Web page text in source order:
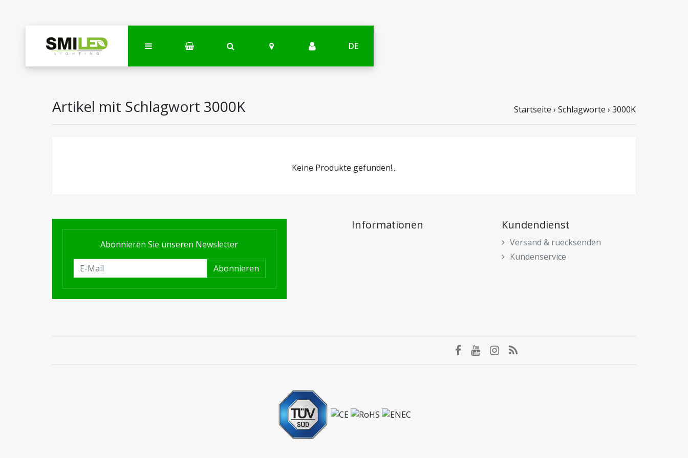
DE
Artikel mit Schlagwort 3000K Startseite › Schlagworte › 3000K
Keine Produkte gefunden!...
Abonnieren Sie unseren Newsletter
Abonnieren
Informationen Kundendienst
Versand & ruecksenden
Kundenservice